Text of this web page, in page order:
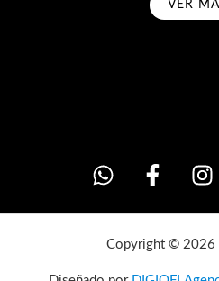
VER
Copyright © 2026